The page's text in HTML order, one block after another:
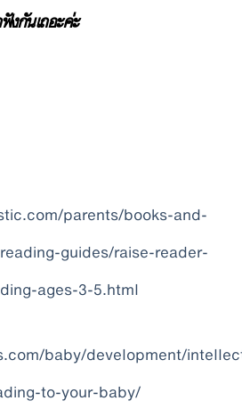
งกันเถอะค่ะ
parents/books-and-
guides/raise-reader-
ages-3-5.html
baby/development/
to-your-baby/